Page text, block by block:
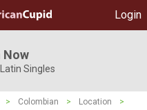
Login
Now
Singles
> Colombian > Location
>